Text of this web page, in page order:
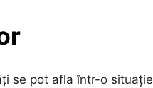
se pot afla într-o